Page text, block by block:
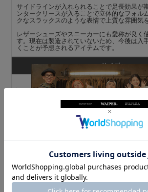
サイドラインが入れられることで足長効果が
ンタークリースが入ることで立体的なフォル
クなスラックスのような表情で上質な雰囲気
レザーシューズやスニーカーにも愛称が良く
す。現在は製造されていないため、今後は入
くことが予想されるアイテムです。
サイズ
84cm
W100 100cm
備考：採寸に関しましては実物商品のため
の誤差がある場合がございます。予めご了